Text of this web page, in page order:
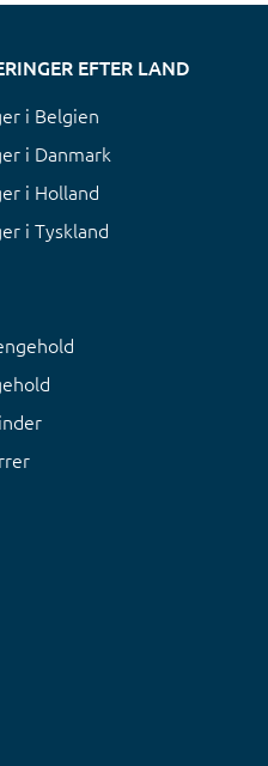
EFTER LAND
i Belgien
i Danmark
i Holland
i Tyskland